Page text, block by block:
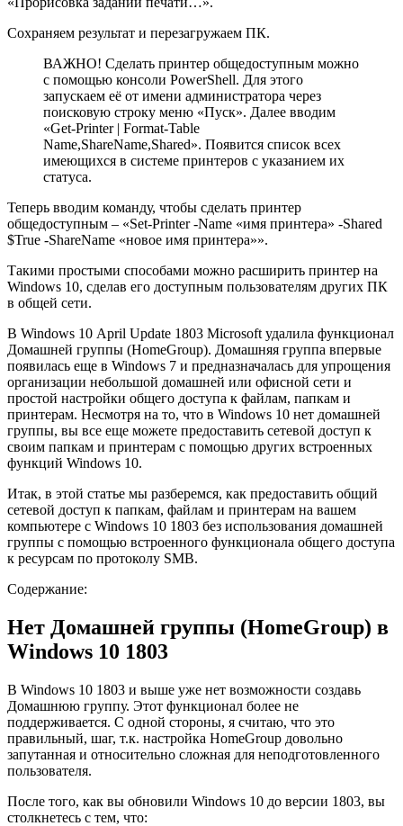
Сохраняем результат и перезагружаем ПК.
ВАЖНО! Сделать принтер общедоступным можно
с помощью консоли PowerShell. Для этого
запускаем её от имени администратора через
поисковую строку меню «Пуск». Далее вводим
«Get-Printer | Format-Table
Name,ShareName,Shared». Появится список всех
имеющихся в системе принтеров с указанием их
статуса.
Теперь вводим команду, чтобы сделать принтер
общедоступным – «Set-Printer -Name «имя принтера» -Shared
$True -ShareName «новое имя принтера»».
Такими простыми способами можно расширить принтер на
Windows 10, сделав его доступным пользователям других ПК
в общей сети.
В Windows 10 April Update 1803 Microsoft удалила функционал
Домашней группы (HomeGroup). Домашняя группа впервые
появилась еще в Windows 7 и предназначалась для упрощения
организации небольшой домашней или офисной сети и
простой настройки общего доступа к файлам, папкам и
принтерам. Несмотря на то, что в Windows 10 нет домашней
группы, вы все еще можете предоставить сетевой доступ к
своим папкам и принтерам с помощью других встроенных
функций Windows 10.
Итак, в этой статье мы разберемся, как предоставить общий
сетевой доступ к папкам, файлам и принтерам на вашем
компьютере с Windows 10 1803 без использования домашней
группы с помощью встроенного функционала общего доступа
к ресурсам по протоколу SMB.
Содержание:
Нет Домашней группы (HomeGroup) в
Windows 10 1803
В Windows 10 1803 и выше уже нет возможности создавь
Домашнюю группу. Этот функционал более не
поддерживается. С одной стороны, я считаю, что это
правильный, шаг, т.к. настройка HomeGroup довольно
запутанная и относительно сложная для неподготовленного
пользователя.
После того, как вы обновили Windows 10 до версии 1803, вы
столкнетесь с тем, что: